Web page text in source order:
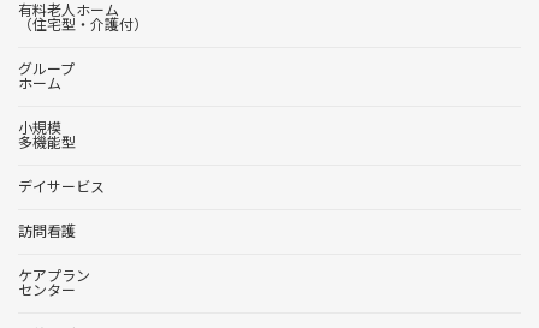
有料老人ホーム
（住宅型・介護付）
グループ
ホーム
小規模
多機能型
デイサービス
訪問看護
ケアプラン
センター